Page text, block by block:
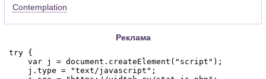
Contemplation
Реклама